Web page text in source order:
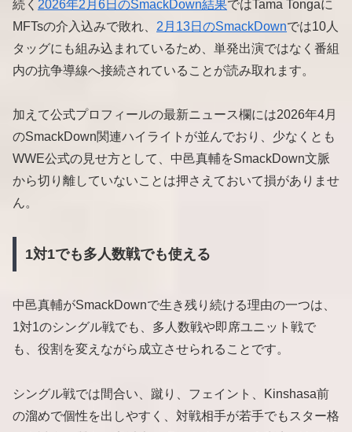
続く 2026年2月6日のSmackDown結果ではTama Tongaに
MFTsの介入込みで敗れ、 2月13日のSmackDownでは10人
タッグにも組み込まれているため、単発出演ではなく番組
内の抗争導線へ接続されていることが読み取れます。
加えて公式プロフィールの最新ニュース欄には2026年4月
のSmackDown関連ハイライトが並んでおり、少なくとも
WWE公式の見せ方として、中邑真輔をSmackDown文脈
から切り離していないことは押さえておいて損がありませ
ん。
1対1でも多人数戦でも使える
中邑真輔がSmackDownで生き残り続ける理由の一つは、
1対1のシングル戦でも、多人数戦や即席ユニット戦で
も、役割を変えながら成立させられることです。
シングル戦では間合い、蹴り、フェイント、Kinshasa前
の溜めで個性を出しやすく、対戦相手が若手でもスター格